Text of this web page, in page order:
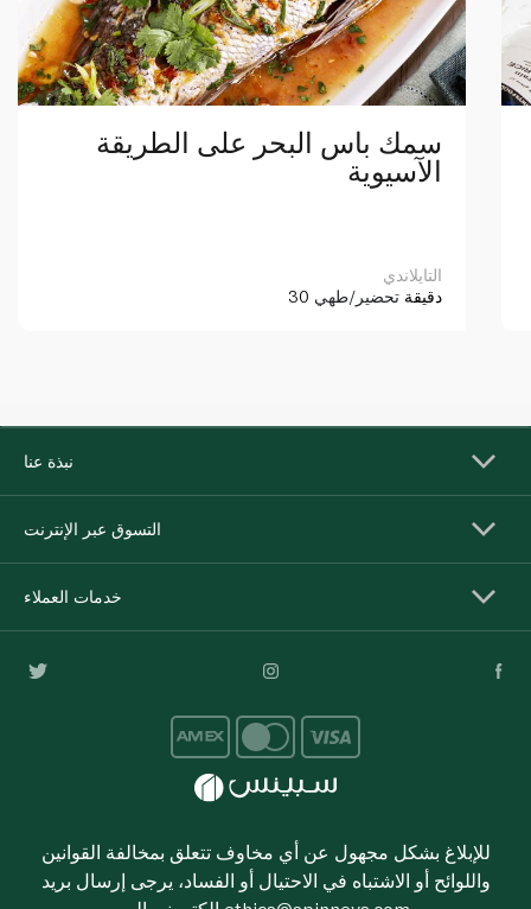
سمك باس البحر على الطريقة
الآسيوية
التايلاندي
30 دقيقة تحضير/طهي
نبذة عنا
التسوق عبر الإنترنت
خدمات العملاء
للإبلاغ بشكل مجهول عن أي مخاوف تتعلق بمخالفة القوانين
واللوائح أو الاشتباه في الاحتيال أو الفساد، يرجى إرسال بريد